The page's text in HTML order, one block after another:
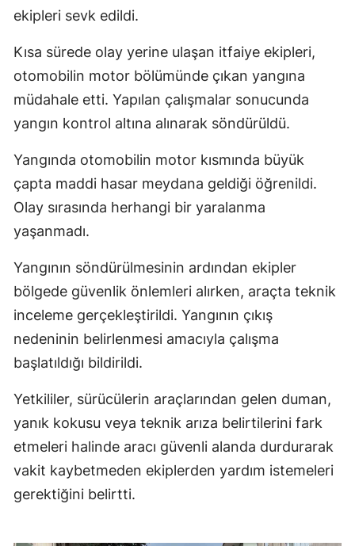
ekipleri sevk edildi.
Kısa sürede olay yerine ulaşan itfaiye ekipleri,
otomobilin motor bölümünde çıkan yangına
müdahale etti. Yapılan çalışmalar sonucunda
yangın kontrol altına alınarak söndürüldü.
Yangında otomobilin motor kısmında büyük
çapta maddi hasar meydana geldiği öğrenildi.
Olay sırasında herhangi bir yaralanma
yaşanmadı.
Yangının söndürülmesinin ardından ekipler
bölgede güvenlik önlemleri alırken, araçta teknik
inceleme gerçekleştirildi. Yangının çıkış
nedeninin belirlenmesi amacıyla çalışma
başlatıldığı bildirildi.
Yetkililer, sürücülerin araçlarından gelen duman,
yanık kokusu veya teknik arıza belirtilerini fark
etmeleri halinde aracı güvenli alanda durdurarak
vakit kaybetmeden ekiplerden yardım istemeleri
gerektiğini belirtti.